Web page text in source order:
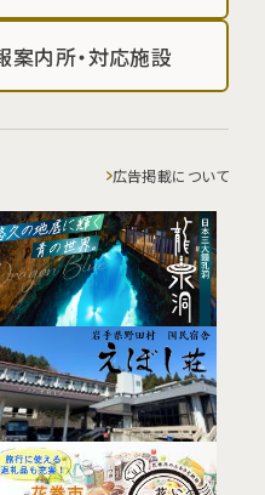
案内所・対応施設
広告掲載について